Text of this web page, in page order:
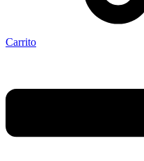
Carrito